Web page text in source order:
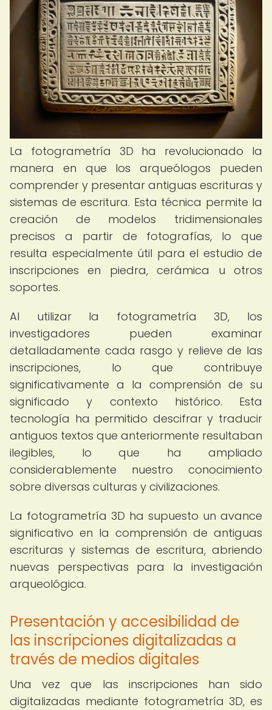
La fotogrametría 3D ha revolucionado la
manera en que los arqueólogos pueden
comprender y presentar antiguas escrituras y
sistemas de escritura. Esta técnica permite la
creación de modelos tridimensionales
precisos a partir de fotografías, lo que
resulta especialmente útil para el estudio de
inscripciones en piedra, cerámica u otros
soportes.
Al utilizar la fotogrametría 3D, los
investigadores pueden examinar
detalladamente cada rasgo y relieve de las
inscripciones, lo que contribuye
significativamente a la comprensión de su
significado y contexto histórico. Esta
tecnología ha permitido descifrar y traducir
antiguos textos que anteriormente resultaban
ilegibles, lo que ha ampliado
considerablemente nuestro conocimiento
sobre diversas culturas y civilizaciones.
La fotogrametría 3D ha supuesto un avance
significativo en la comprensión de antiguas
escrituras y sistemas de escritura, abriendo
nuevas perspectivas para la investigación
arqueológica.
Presentación y accesibilidad de
las inscripciones digitalizadas a
través de medios digitales
Una vez que las inscripciones han sido
digitalizadas mediante fotogrametría 3D, es